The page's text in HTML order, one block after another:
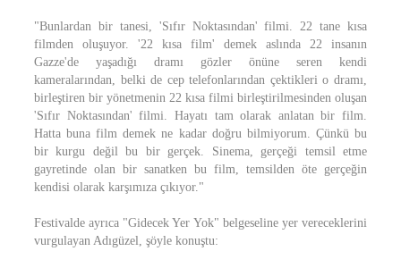
"Bunlardan bir tanesi, 'Sıfır Noktasından' filmi. 22 tane kısa
filmden oluşuyor. '22 kısa film' demek aslında 22 insanın
Gazze'de yaşadığı dramı gözler önüne seren kendi
kameralarından, belki de cep telefonlarından çektikleri o dramı,
birleştiren bir yönetmenin 22 kısa filmi birleştirilmesinden oluşan
'Sıfır Noktasından' filmi. Hayatı tam olarak anlatan bir film.
Hatta buna film demek ne kadar doğru bilmiyorum. Çünkü bu
bir kurgu değil bu bir gerçek. Sinema, gerçeği temsil etme
gayretinde olan bir sanatken bu film, temsilden öte gerçeğin
kendisi olarak karşımıza çıkıyor."
Festivalde ayrıca "Gidecek Yer Yok" belgeseline yer vereceklerini
vurgulayan Adıgüzel, şöyle konuştu: